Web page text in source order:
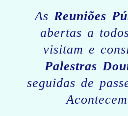
As Reuniões
abertas a
visitam e
Palestras
seguidas de